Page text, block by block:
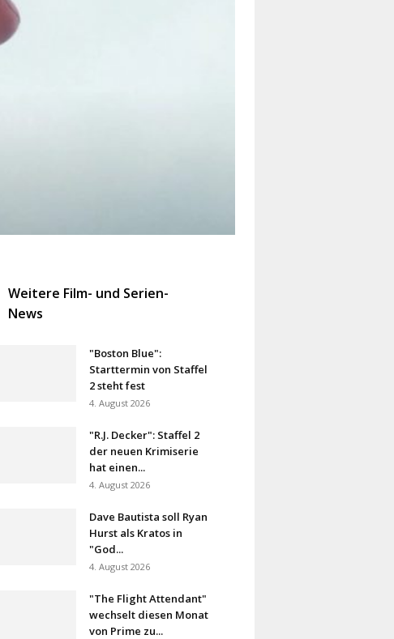
Weitere Film- und Serien-
News
"Boston Blue":
Starttermin von Staffel
2 steht fest
4. August 2026
"R.J. Decker": Staffel 2
der neuen Krimiserie
hat einen...
4. August 2026
Dave Bautista soll Ryan
Hurst als Kratos in
"God...
4. August 2026
"The Flight Attendant"
wechselt diesen Monat
von Prime zu...